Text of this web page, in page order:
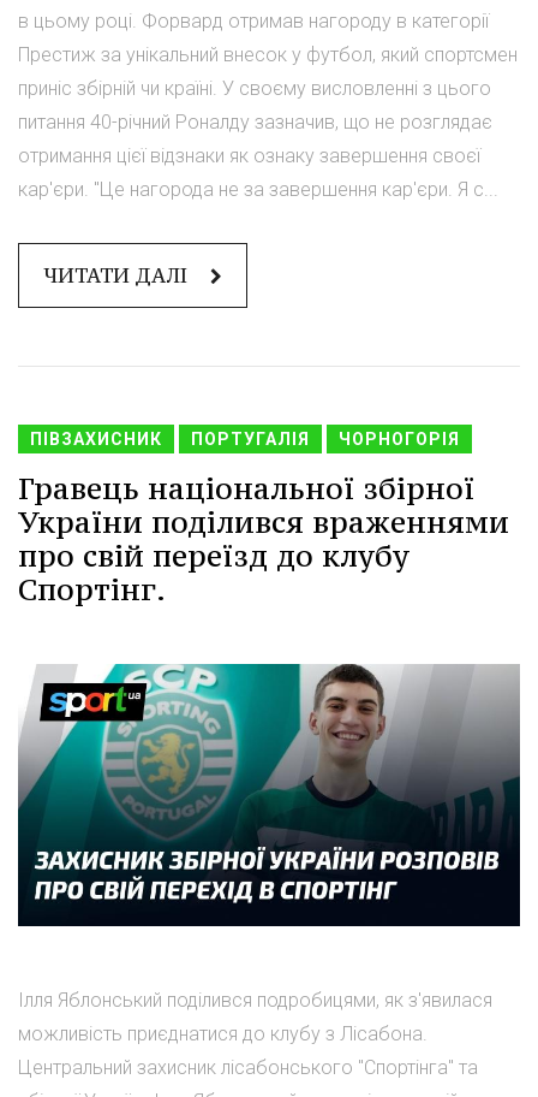
в цьому році. Форвард отримав нагороду в категорії
Престиж за унікальний внесок у футбол, який спортсмен
приніс збірній чи країні. У своєму висловленні з цього
питання 40-річний Роналду зазначив, що не розглядає
отримання цієї відзнаки як ознаку завершення своєї
кар'єри. "Це нагорода не за завершення кар'єри. Я с...
ЧИТАТИ ДАЛІ
ПІВЗАХИСНИК ПОРТУГАЛІЯ ЧОРНОГОРІЯ
Гравець національної збірної
України поділився враженнями
про свій переїзд до клубу
Спортінг.
Ілля Яблонський поділився подробицями, як з'явилася
можливість приєднатися до клубу з Лісабона.
Центральний захисник лісабонського "Спортінга" та